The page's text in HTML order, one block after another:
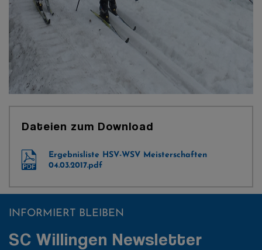
Dateien zum Download
Ergebnisliste HSV-WSV Meisterschaften
04.03.2017.pdf
INFORMIERT BLEIBEN
SC Willingen Newsletter